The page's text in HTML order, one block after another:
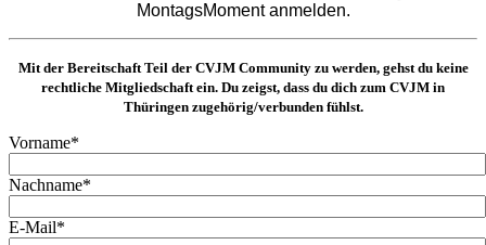
MontagsMoment anmelden.
Mit der Bereitschaft Teil der CVJM Community zu werden, gehst du keine
rechtliche Mitgliedschaft ein. Du zeigst, dass du dich zum CVJM in
Thüringen zugehörig/verbunden fühlst.
Vorname*
Nachname*
E-Mail*